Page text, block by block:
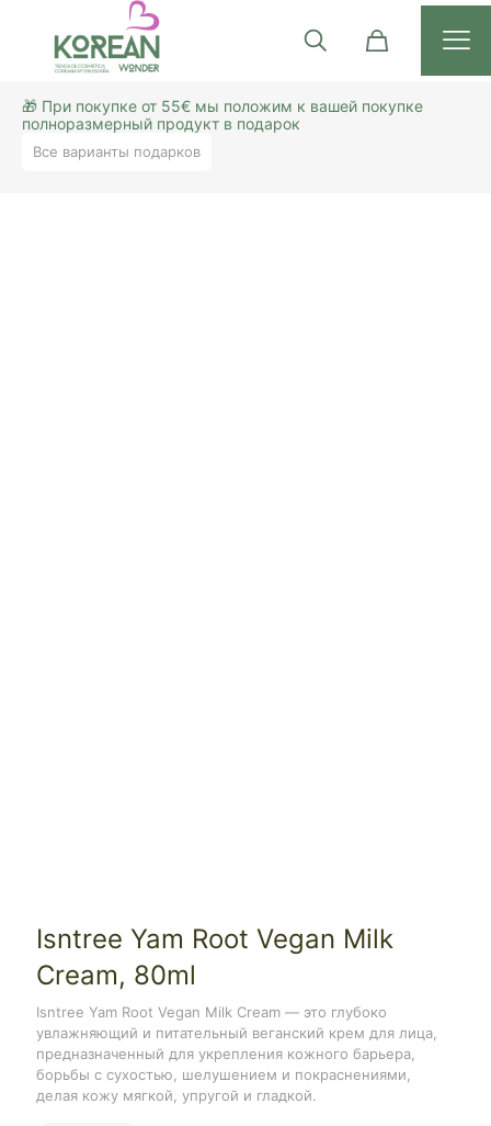
🎁 При покупке от 55€ мы положим к вашей покупке
полноразмерный продукт в подарок
Все варианты подарков
Isntree Yam Root Vegan Milk
Cream, 80ml
Isntree Yam Root Vegan Milk Cream — это глубоко
увлажняющий и питательный веганский крем для лица,
предназначенный для укрепления кожного барьера,
борьбы с сухостью, шелушением и покраснениями,
делая кожу мягкой, упругой и гладкой.